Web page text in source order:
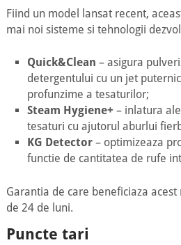
Fiind un model lansat recent,
mai noi sisteme si tehnologii
Quick&Clean – asigura
detergentului cu un jet
profunzime a tesaturilor;
Steam Hygiene+ – inlatura
tesaturi cu ajutorul aburlui
KG Detector – optimizeaza
functie de cantitatea de rufe
Garantia de care beneficiaza
de 24 de luni.
Puncte tari